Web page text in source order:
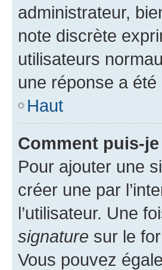
administrateur,
note discrète
utilisateurs
une réponse a été
Haut
Comment puis-
Pour ajouter une
créer une par
l’utilisateur. Une
signature sur le
Vous pouvez